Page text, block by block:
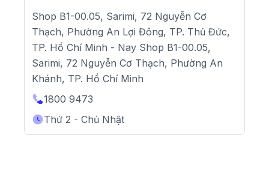
Shop B1-00.05, Sarimi, 72 Nguyễn Cơ
Thạch, Phường An Lợi Đông, TP. Thủ Đức,
TP. Hồ Chí Minh - Nay Shop B1-00.05,
Sarimi, 72 Nguyễn Cơ Thạch, Phường An
Khánh, TP. Hồ Chí Minh
1800 9473
Thứ 2 - Chủ Nhật